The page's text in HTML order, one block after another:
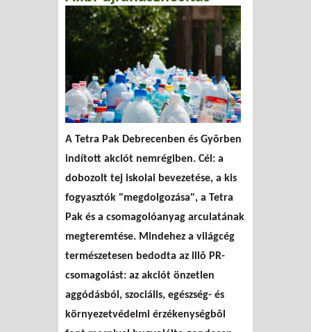
A Tetra Pak Debrecenben és Gyõrben
indított akciót nemrégiben. Cél: a
dobozolt tej iskolai bevezetése, a kis
fogyasztók "megdolgozása", a Tetra
Pak és a csomagolóanyag arculatának
megteremtése. Mindehez a világcég
természetesen bedodta az illõ PR-
csomagolást: az akciót önzetlen
aggódásból, szociális, egészség- és
környezetvédelmi érzékenységbõl